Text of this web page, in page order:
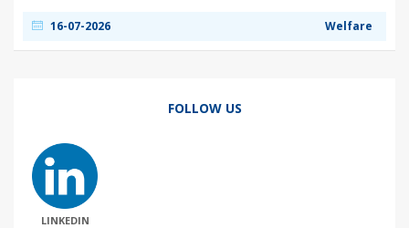
16-07-2026 Welfare
FOLLOW US
LINKEDIN